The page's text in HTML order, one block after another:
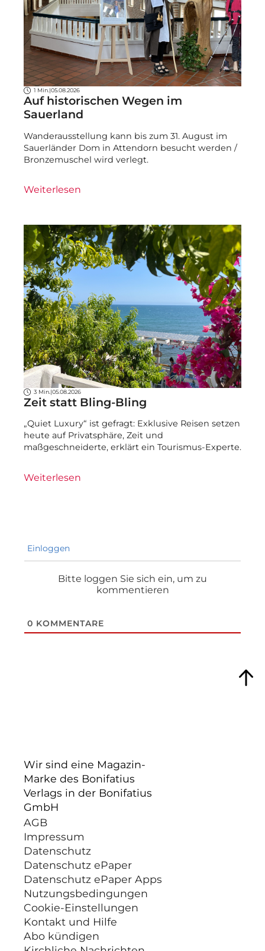
1 Min.|05.08.2026
Auf historischen Wegen im
Sauerland
Wanderausstellung kann bis zum 31. August im
Sauerländer Dom in Attendorn besucht werden /
Bronzemuschel wird verlegt.
Weiterlesen
3 Min. |05.08.2026
Zeit statt Bling-Bling
„Quiet Luxury“ ist gefragt: Exklusive Reisen setzen
heute auf Privatsphäre, Zeit und
maßgeschneiderte, erklärt ein Tourismus-Experte.
Weiterlesen
Einloggen
Bitte loggen Sie sich ein, um zu
kommentieren
0 KOMMENTARE
Wir sind eine Magazin-
Marke des Bonifatius
Verlags in der Bonifatius
GmbH
AGB
Impressum
Datenschutz
Datenschutz ePaper
Datenschutz ePaper Apps
Nutzungsbedingungen
Cookie-Einstellungen
Kontakt und Hilfe
Abo kündigen